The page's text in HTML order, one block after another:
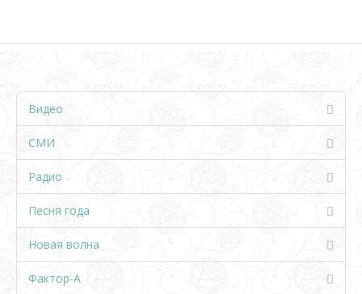
Видео
СМИ
Радио
Песня года
Новая волна
Фактор-А